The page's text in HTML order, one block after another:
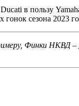
в пользу
сезона 2023
Финки НКВД –